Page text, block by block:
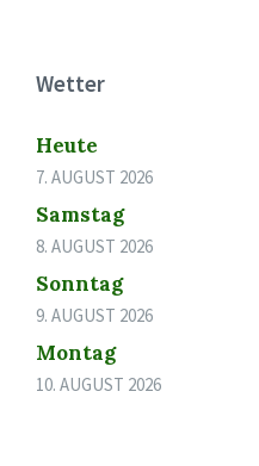
Wetter
Heute
7. AUGUST 2026
Samstag
8. AUGUST 2026
Sonntag
9. AUGUST 2026
Montag
10. AUGUST 2026